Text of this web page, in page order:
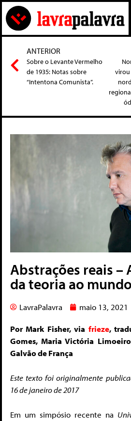
ANTERIOR
Sobre o Levante Vermelho
de 1935: Notas sobre
“Intentona Comunista”.
virou
Abstrações reais –
da teoria ao
LavraPalavra maio 13, 2021
Por Mark Fisher, via frieze,
Gomes, Maria Victória
Galvão de França
Este texto foi originalmente
16 de janeiro de 2017
Em um simpósio recente na